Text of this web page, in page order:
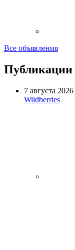
Все объявления
Публикации
7 августа 2026
Wildberries